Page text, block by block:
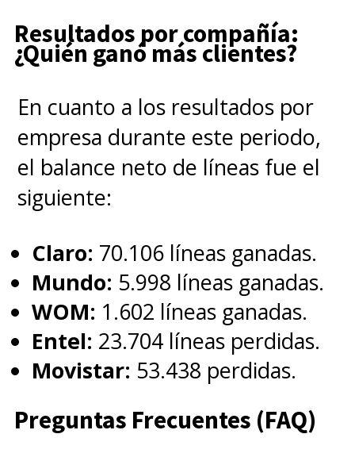
Resultados por compañía:
¿Quién ganó más clientes?
En cuanto a los resultados por
empresa durante este periodo,
el balance neto de líneas fue el
siguiente:
Claro: 70.106 líneas ganadas.
Mundo: 5.998 líneas ganadas.
WOM: 1.602 líneas ganadas.
Entel: 23.704 líneas perdidas.
Movistar: 53.438 perdidas.
Preguntas Frecuentes (FAQ)